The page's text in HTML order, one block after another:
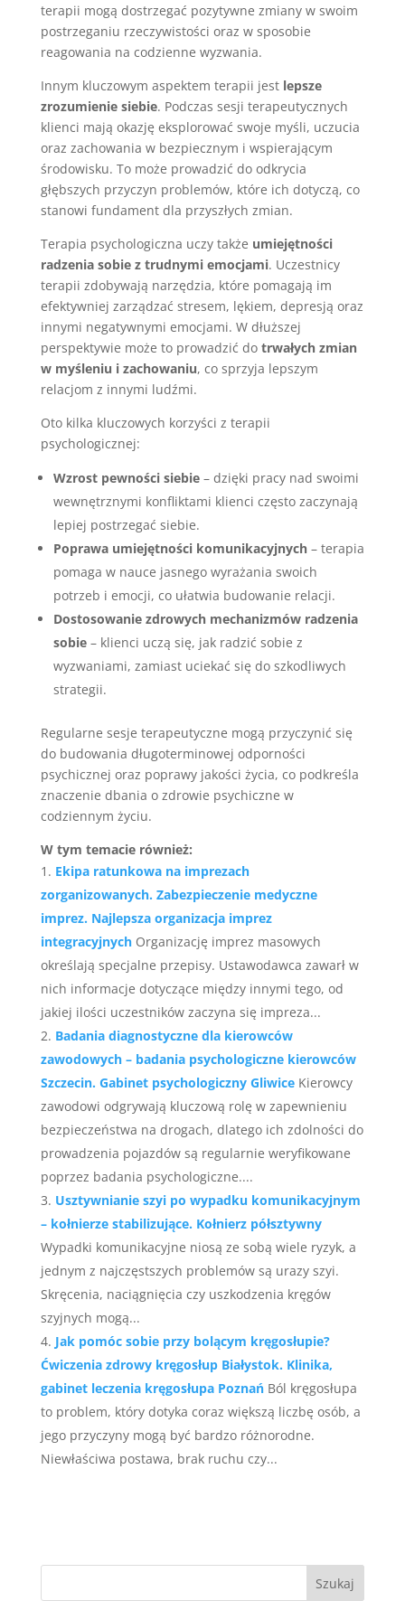
terapii mogą dostrzegać pozytywne zmiany w swoim
postrzeganiu rzeczywistości oraz w sposobie
reagowania na codzienne wyzwania.
Innym kluczowym aspektem terapii jest lepsze
zrozumienie siebie. Podczas sesji terapeutycznych
klienci mają okazję eksplorować swoje myśli, uczucia
oraz zachowania w bezpiecznym i wspierającym
środowisku. To może prowadzić do odkrycia
głębszych przyczyn problemów, które ich dotyczą, co
stanowi fundament dla przyszłych zmian.
Terapia psychologiczna uczy także umiejętności
radzenia sobie z trudnymi emocjami. Uczestnicy
terapii zdobywają narzędzia, które pomagają im
efektywniej zarządzać stresem, lękiem, depresją oraz
innymi negatywnymi emocjami. W dłuższej
perspektywie może to prowadzić do trwałych zmian
w myśleniu i zachowaniu, co sprzyja lepszym
relacjom z innymi ludźmi.
Oto kilka kluczowych korzyści z terapii
psychologicznej:
Wzrost pewności siebie– dzięki pracy nad swoimi
wewnętrznymi konfliktami klienci często zaczynają
lepiej postrzegać siebie.
Poprawa umiejętności komunikacyjnych– terapia
pomaga w nauce jasnego wyrażania swoich
potrzeb i emocji, co ułatwia budowanie relacji.
Dostosowanie zdrowych mechanizmów radzenia
sobie– klienci uczą się, jak radzić sobie z
wyzwaniami, zamiast uciekać się do szkodliwych
strategii.
Regularne sesje terapeutyczne mogą przyczynić się
do budowania długoterminowej odporności
psychicznej oraz poprawy jakości życia, co podkreśla
znaczenie dbania o zdrowie psychiczne w
codziennym życiu.
W tym temacie również:
Ekipa ratunkowa na imprezach
zorganizowanych. Zabezpieczenie medyczne
imprez. Najlepsza organizacja imprez
integracyjnych Organizację imprez masowych
określają specjalne przepisy. Ustawodawca zawarł w
nich informacje dotyczące między innymi tego, od
jakiej ilości uczestników zaczyna się impreza...
Badania diagnostyczne dla kierowców
zawodowych – badania psychologiczne kierowców
Szczecin. Gabinet psychologiczny Gliwice Kierowcy
zawodowi odgrywają kluczową rolę w zapewnieniu
bezpieczeństwa na drogach, dlatego ich zdolności do
prowadzenia pojazdów są regularnie weryfikowane
poprzez badania psychologiczne....
Usztywnianie szyi po wypadku komunikacyjnym
– kołnierze stabilizujące. Kołnierz półsztywny
Wypadki komunikacyjne niosą ze sobą wiele ryzyk, a
jednym z najczęstszych problemów są urazy szyi.
Skręcenia, naciągnięcia czy uszkodzenia kręgów
szyjnych mogą...
Jak pomóc sobie przy bolącym kręgosłupie?
Ćwiczenia zdrowy kręgosłup Białystok. Klinika,
gabinet leczenia kręgosłupa Poznań Ból kręgosłupa
to problem, który dotyka coraz większą liczbę osób, a
jego przyczyny mogą być bardzo różnorodne.
Niewłaściwa postawa, brak ruchu czy...